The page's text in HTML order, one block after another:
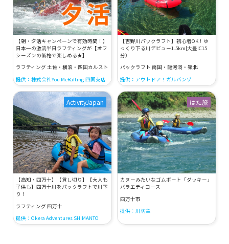
【朝・夕活キャンペーンで有効時間！】
日本一の激流半日ラフティングが【オフ
シーズンの価格で楽しめる★】
ラフティング 土佐・横浪・四国カルスト
提供：株式会社You MeRafting 四国支店
【吉野川パックラフト】初心者OK！ゆ
っくり下る川デビュー1.5km|大豊IC15
分）
パックラフト 南国・龍河洞・嶺北
提供：アウトドア！ガルバンゾ
【高知・四万十】【貸し切り】【大人も
子供も】四万十川をパックラフトで川下
り！
ラフティング 四万十
提供：Okera Adventures SHIMANTO
ActivityJapan
カヌーみたいなゴムボート「ダッキー」
バラエティコース
四万十市
提供：川坊主
はた旅